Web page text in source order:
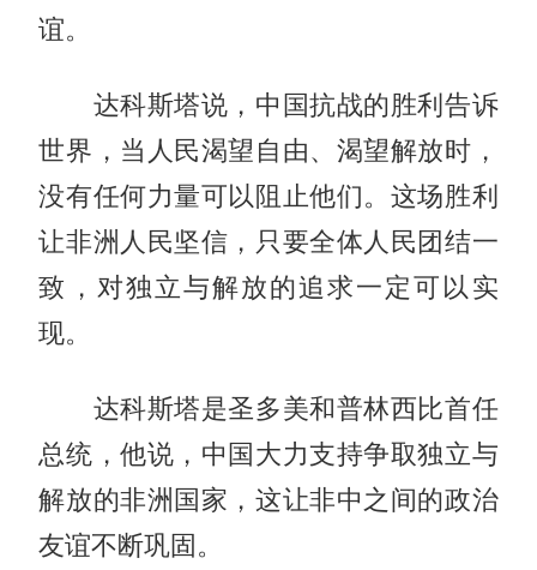
谊。
达科斯塔说，中国抗战的胜利告诉
世界，当人民渴望自由、渴望解放时，
没有任何力量可以阻止他们。这场胜利
让非洲人民坚信，只要全体人民团结一
致，对独立与解放的追求一定可以实
现。
达科斯塔是圣多美和普林西比首任
总统，他说，中国大力支持争取独立与
解放的非洲国家，这让非中之间的政治
友谊不断巩固。